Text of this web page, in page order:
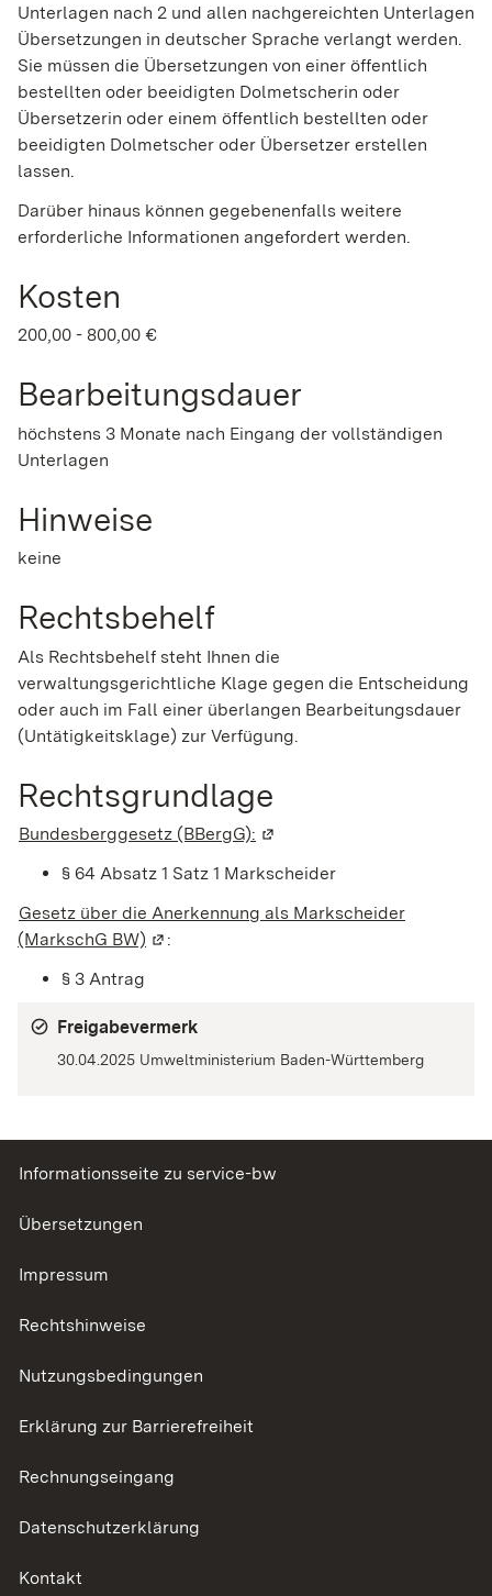
Unterlagen nach 2 und allen nachgereichten Unterlagen
Übersetzungen in deutscher Sprache verlangt werden.
Sie müssen die Übersetzungen von einer öffentlich
bestellten oder beeidigten Dolmetscherin oder
Übersetzerin oder einem öffentlich bestellten oder
beeidigten Dolmetscher oder Übersetzer erstellen
lassen.
Darüber hinaus können gegebenenfalls weitere
erforderliche Informationen angefordert werden.
Kosten
200,00 - 800,00 €
Bearbeitungsdauer
höchstens 3 Monate nach Eingang der vollständigen
Unterlagen
Hinweise
keine
Rechtsbehelf
Als Rechtsbehelf steht Ihnen die
verwaltungsgerichtliche Klage gegen die Entscheidung
oder auch im Fall einer überlangen Bearbeitungsdauer
(Untätigkeitsklage) zur Verfügung.
Rechtsgrundlage
Bundesberggesetz (BBergG): (Wird in einem neuen
§ 64 Absatz 1 Satz 1 Markscheider
Gesetz über die Anerkennung als Markscheider
(MarkschG BW) (Wird in einem neuen Fenster geöffnet)
:
§ 3 Antrag
Freigabevermerk
30.04.2025 Umweltministerium Baden-Württemberg
Informationsseite zu service-bw
Übersetzungen
Impressum
Rechtshinweise
Nutzungsbedingungen
Erklärung zur Barrierefreiheit
Rechnungseingang
Datenschutzerklärung
Kontakt